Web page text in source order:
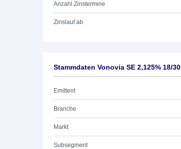
Anzahl Zinstermine
Zinslauf ab
Stammdaten Vonovia SE 2,125% 18/30
Emittent
Branche
Markt
Subsegment